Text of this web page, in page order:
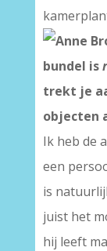
bundel is
trekt je
objecten
Ik heb de
een
is
juist het
hij leeft